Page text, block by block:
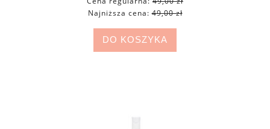
Najniższa cena:49,00 zł
DO KOSZYKA